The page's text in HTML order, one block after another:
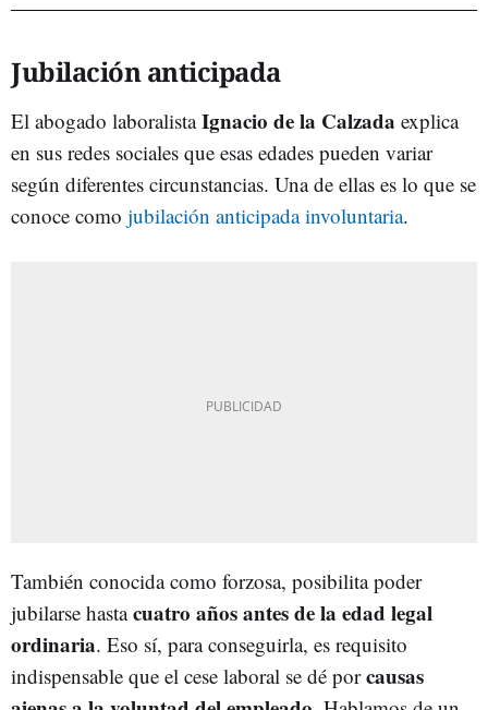
Jubilación anticipada
El abogado laboralistaIgnacio de la Calzada explica
en sus redes sociales que esas edades pueden variar
según diferentes circunstancias. Una de ellas es lo que se
conoce como jubilación anticipada involuntaria.
También conocida como forzosa, posibilita poder
jubilarse hastacuatro años antes de la edad legal
ordinaria. Eso sí, para conseguirla, es requisito
indispensable que el cese laboral se dé porcausas